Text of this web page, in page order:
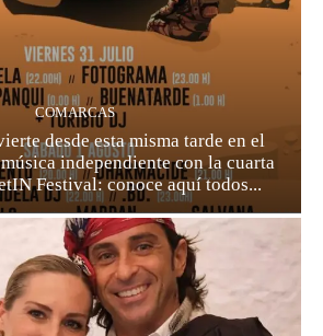
COMARCAS
desde esta misma tarde en el
independiente con la cuarta
Festival: conoce aquí todos...